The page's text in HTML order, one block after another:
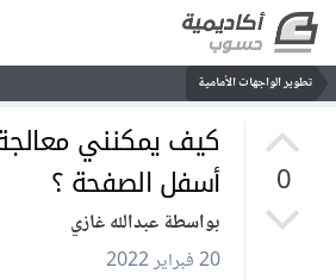
تطوير الواجهات الأمامية
0
أسفل الصفحة ؟
بواسطة عبدالله غازي
20 فبراير 2022